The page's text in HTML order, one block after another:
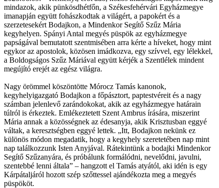
mindazok, akik pünkösdhétfőn, a Székesfehérvári Egyházmegye
imanapján együtt fohászkodtak a világért, a papokért és a
szerzetesekért Bodajkon, a Mindenkor Segítő Szűz Mária
kegyhelyen. Spányi Antal megyés püspök az egyházmegye
papságával bemutatott szentmisében arra kérte a híveket, hogy mint
egykor az apostolok, közösen imádkozva, egy szívvel, egy lélekkel,
a Boldogságos Szűz Máriával együtt kérjék a Szentlélek mindent
megújító erejét az egész világra.
Nagy örömmel köszöntötte Mórocz Tamás kanonok,
kegyhelyigazgató Bodajkon a főpásztort, paptestvéreit és a nagy
számban jelenlevő zarándokokat, akik az egyházmegye határain
túlról is érkeztek. Emlékeztetett Szent Ambrus írására, miszerint
Mária annak a közösségnek az édesanyja, akik Krisztusban eggyé
váltak, a keresztségben eggyé lettek. „Itt, Bodajkon nekünk ez
különös módon megadatik, hogy a kegyhely szeretetében nap mint
nap találkozzunk Isten Anyjával. Rátekintünk a bodajki Mindenkor
Segítő Szűzanyára, és próbálunk formálódni, nevelődni, javulni,
szentebbé lenni általa” – hangzott el Tamás atyától, aki idén is egy
Kárpátaljáról hozott szép szőttessel ajándékozta meg a megyés
püspököt.